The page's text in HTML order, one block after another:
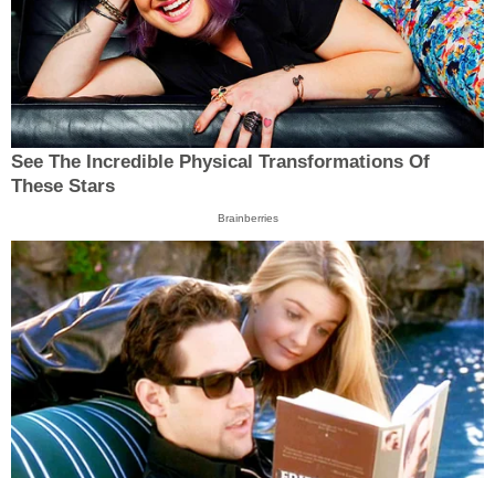
See The Incredible Physical Transformations Of
These Stars
Brainberries